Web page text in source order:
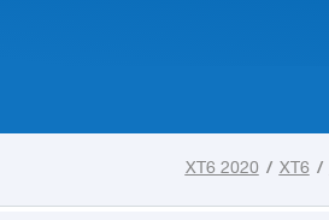
/
XT6 2020 / XT6